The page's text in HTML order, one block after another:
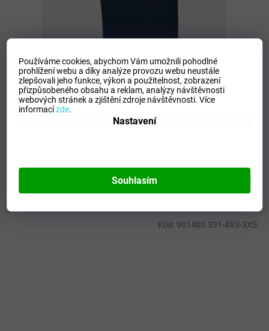
Používáme cookies, abychom Vám umožnili pohodlné
prohlížení webu a díky analýze provozu webu neustále
zlepšovali jeho funkce, výkon a použitelnost,zobrazení
přizpůsobeného obsahu a reklam, analýzy návštěvnosti
webových stránek a zjištění zdroje návštěvnosti.Více
informacízde.
Nastavení
Souhlasím
Pánské/Chlapecké sportovní tričko JOMA STRONG
SHORT SLEEVE T-SHIRT NAVY
Kód: 901400.331-4XS-3XS